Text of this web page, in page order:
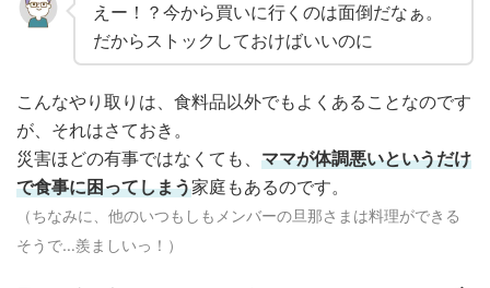
えー！？今から買いに行くのは面倒だなぁ。
だからストックしておけばいいのに
こんなやり取りは、食料品以外でもよくあることなのです
が、それはさておき。
災害ほどの有事ではなくても、 ママが体調悪いというだけ
で食事に困ってしまう家庭もあるのです。
（ちなみに、他のいつもしもメンバーの旦那さまは料理ができる
そうで…羨ましいっ！）